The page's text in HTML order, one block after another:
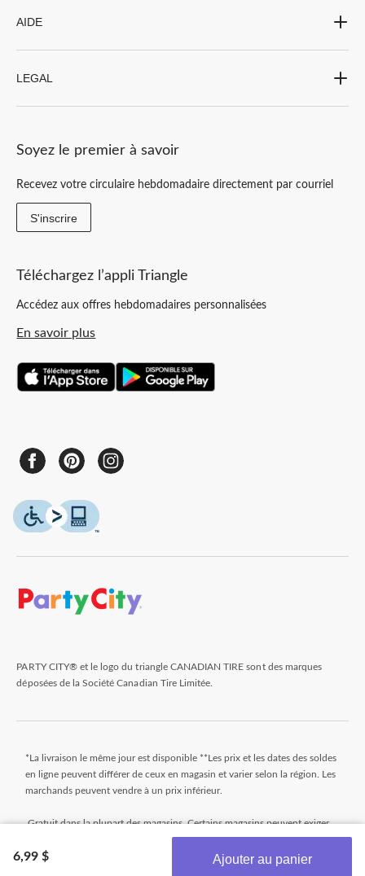
6,99 $ Ajouter au panier
AIDE
LEGAL
Soyez le premier à savoir
Recevez votre circulaire hebdomadaire directement par courriel
S'inscrire
Téléchargez l’appli Triangle
Accédez aux offres hebdomadaires personnalisées
En savoir plus
PARTY CITY® et le logo du triangle CANADIAN TIRE sont des marques
déposées de la Société Canadian Tire Limitée.
*La livraison le même jour est disponible **Les prix et les dates des soldes
en ligne peuvent différer de ceux en magasin et varier selon la région. Les
marchands peuvent vendre à un prix inférieur.
Gratuit dans la plupart des magasins. Certains magasins peuvent exiger
un montant minimum minimal pour commander (avant taxes). Les
commandes qui n'atteignent pas ce montant seront assujetties à un petit